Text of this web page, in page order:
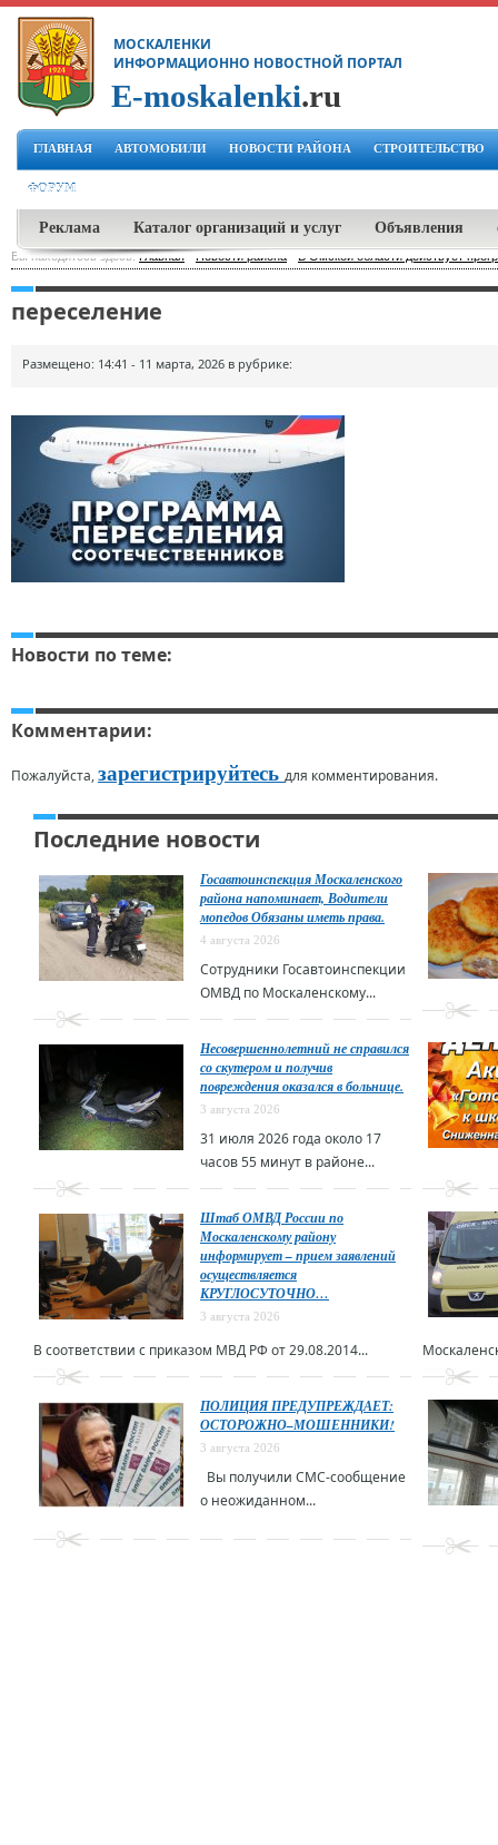
МОСКАЛЕНКИ
ИНФОРМАЦИОННО НОВОСТНОЙ ПОРТАЛ
E-moskalenki.ru
ГЛАВНАЯ АВТОМОБИЛИ НОВОСТИ РАЙОНА СТРОИТЕЛЬСТВО
ФОРУМ
Реклама Каталог организаций и услуг Объявления
Вы находитесь здесь:Главная-Новости района В Омской области действует
переселение
Размещено: 14:41 - 11 марта, 2026 в рубрике:
Новости по теме:
Комментарии:
Пожалуйста,зарегистрируйтесь для комментирования.
Последние новости
Госавтоинспекция Москаленского
района напоминает, Водители
мопедов Обязаны иметь права.
4 августа 2026
Сотрудники Госавтоинспекции
ОМВД по Москаленскому...
Несовершеннолетний не справился
со скутером и получив
повреждения оказался в больнице.
3 августа 2026
31 июля 2026 года около 17
часов 55 минут в районе...
Штаб ОМВД России по
Москаленскому району
информирует – прием заявлений
осуществляется
КРУГЛОСУТОЧНО…
3 августа 2026
В соответствии с приказом МВД РФ от 29.08.2014...
ПОЛИЦИЯ ПРЕДУПРЕЖДАЕТ:
ОСТОРОЖНО–МОШЕННИКИ!
3 августа 2026
Вы получили СМС-сообщение
о неожиданном...